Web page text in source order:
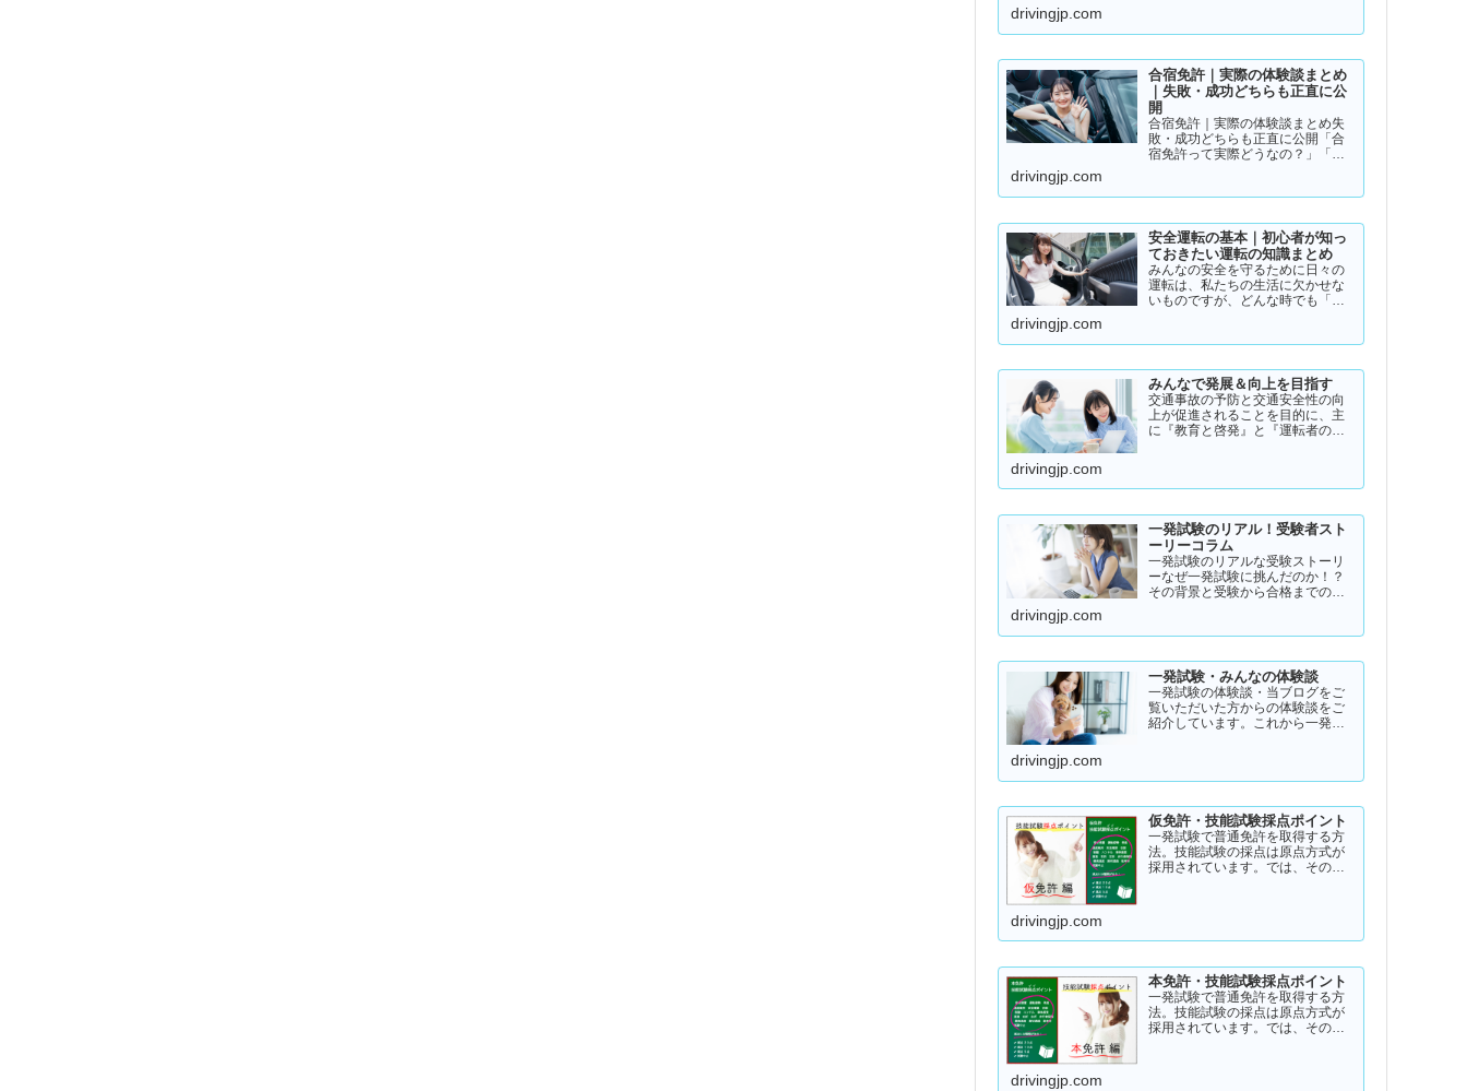
たくない…」免許の取り方で迷っ
から言うと、人によって最適…
drivingjp.com
合宿免許｜実際の体験談まとめ
｜失敗・成功どちらも正直に公
開
合宿免許｜実際の体験談まとめ失
敗・成功どちらも正直に公開「合
宿免許って実際どうなの？」「ち
を持っている方に向けて、実際の
めました。結論から言うと👇👉 …
drivingjp.com
安全運転の基本｜初心者が知っ
ておきたい運転の知識まとめ
みんなの安全を守るために日々の
運転は、私たちの生活に欠かせな
いものですが、どんな時でも「安
に変化しており、思わぬ危険が潜
ドの出し過ぎや注意力の低下、
小…
drivingjp.com
みんなで発展＆向上を目指す
交通事故の予防と交通安全性の向
上が促進されることを目的に、主
に『教育と啓発』と『運転者の意
drivingjp.com
一発試験のリアル！受験者スト
ーリーコラム
一発試験のリアルな受験ストーリ
ーなぜ一発試験に挑んだのか！？
その背景と受験から合格までのリ
→ 一発試験 新 完全ガイド!
drivingjp.com
一発試験・みんなの体験談
一発試験の体験談・当ブログをご
覧いただいた方からの体験談をご
紹介しています。これから一発試
ていただけたら幸いです。
drivingjp.com
仮免許・技能試験採点ポイント
一発試験で普通免許を取得する方
法。技能試験の採点は原点方式が
採用されています。では、その際
点基準と具体的な減点数をまとめ
drivingjp.com
本免許・技能試験採点ポイント
一発試験で普通免許を取得する方
法。技能試験の採点は原点方式が
採用されています。では、その際
drivingjp.com